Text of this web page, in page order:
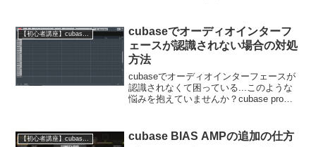
セットの追加方法がわから...
【初心者講座】cubase pro 11の使い方
cubaseでオーディオインターフ
ェースが認識されない場合の対処
方法
cubaseでオーディオインターフェースが
認識されなくて困っている...このような
悩みを抱えていませんか？cubase proと
ディオインターフェースを使っ...
【初心者講座】cubase pro 11の使い方 cubase BIAS AMPの追加の仕方